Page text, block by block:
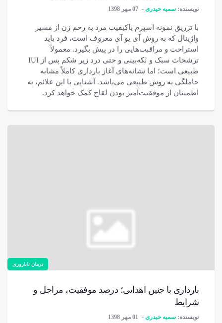
نویسنده: سمیه حیدری 07 مهر 1398
با تزریق نمونه اسپرم باکیفیت مرد به رحم زن از مسیر
واژینال که به روش آی یو آی معروف است، فرد باید
استراحت و مراقبت‌هایی را در پیش بگیرد. معمولاً
ترشحات سبک و لکه‌بینی و حتی درد زیر شکم پس از IUI
طبیعی است؛ اما نشانه‌های آغاز بارداری کاملاً مشابه
حاملگی به روش طبیعی می‌باشد. آشنایی با این علائم، به
اطمینان از موفقیت‌آمیز بودن لقاح کمک خواهد کرد.
درمان ناباروری
بارداری با جنین اهدایی؛ درصد موفقیت، مراحل و
شرایط
نویسنده: سمیه حیدری 01 مهر 1398